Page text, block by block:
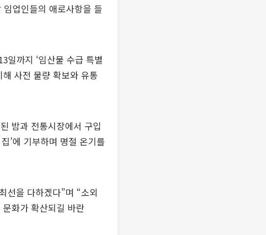
업인들의 애로사항을 들
일까지 ‘임산물 수급 특별
사전 물량 확보와 유통
밤과 전통시장에서 구입
’에 기부하며 명절 온기를
선을 다하겠다”며 “소외
화가 확산되길 바란